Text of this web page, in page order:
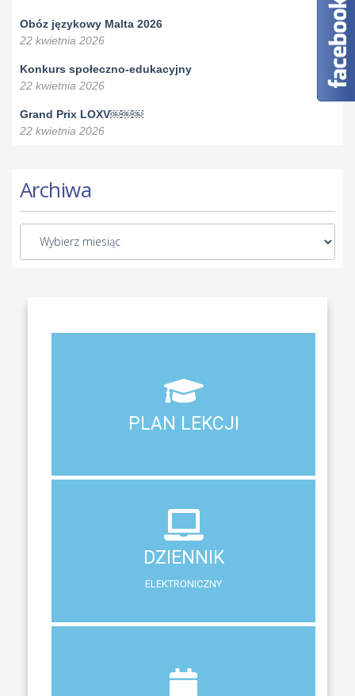
Obóz językowy Malta 2026
22 kwietnia 2026
Konkurs społeczno-edukacyjny
22 kwietnia 2026
Grand Prix LOXV￼￼￼
22 kwietnia 2026
Archiwa
PLAN LEKCJI
PLAN LEKCJI
DZIENNIK
ELEKTRONICZNY
DZIENNIK
ELEKTRONICZNY
System zewnętrzny do śledzenia postępów w nauce